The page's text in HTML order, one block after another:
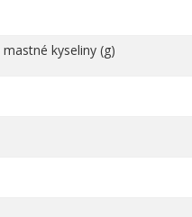
kyseliny (g)